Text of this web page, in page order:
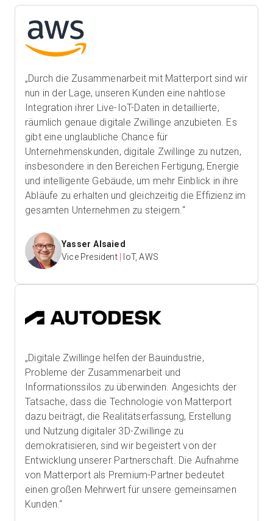
„Durch die Zusammenarbeit mit Matterport sind wir
nun in der Lage, unseren Kunden eine nahtlose
Integration ihrer Live-IoT-Daten in detaillierte,
räumlich genaue digitale Zwillinge anzubieten. Es
gibt eine unglaubliche Chance für
Unternehmenskunden, digitale Zwillinge zu nutzen,
insbesondere in den Bereichen Fertigung, Energie
und intelligente Gebäude, um mehr Einblick in ihre
Abläufe zu erhalten und gleichzeitig die Effizienz im
gesamten Unternehmen zu steigern.“
Yasser Alsaied
Vice President
IoT, AWS
„Digitale Zwillinge helfen der Bauindustrie,
Probleme der Zusammenarbeit und
Informationssilos zu überwinden. Angesichts der
Tatsache, dass die Technologie von Matterport
dazu beiträgt, die Realitätserfassung, Erstellung
und Nutzung digitaler 3D-Zwillinge zu
demokratisieren, sind wir begeistert von der
Entwicklung unserer Partnerschaft. Die Aufnahme
von Matterport als Premium-Partner bedeutet
einen großen Mehrwert für unsere gemeinsamen
Kunden.“